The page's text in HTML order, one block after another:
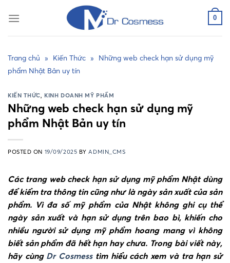
0
Trang chủ » Kiến Thức »
Những web check hạn sử dụng mỹ
phẩm Nhật Bản uy tín
KIẾN THỨC KINH DOANH MỸ PHẨM
Những web check hạn sử dụng mỹ
phẩm Nhật Bản uy tín
POSTED ON 19/09/2025 BYADMIN_CMS
Các trang web check hạn sử dụng mỹ phẩm Nhật dùng
để kiểm tra thông tin cũng như là ngày sản xuất của sản
phẩm. Vì đa số mỹ phẩm của Nhật không ghi cụ thể
ngày sản xuất và hạn sử dụng trên bao bì, khiến cho
nhiều người sử dụng mỹ phẩm hoang mang vì không
biết sản phẩm đã hết hạn hay chưa. Trong bài viết này,
hãy cùng Dr Cosmesstìm hiểu cách xem và tra hạn sử